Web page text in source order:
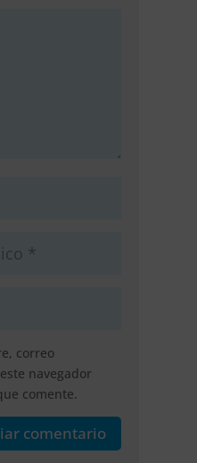
correo
navegador
comente.
comentario